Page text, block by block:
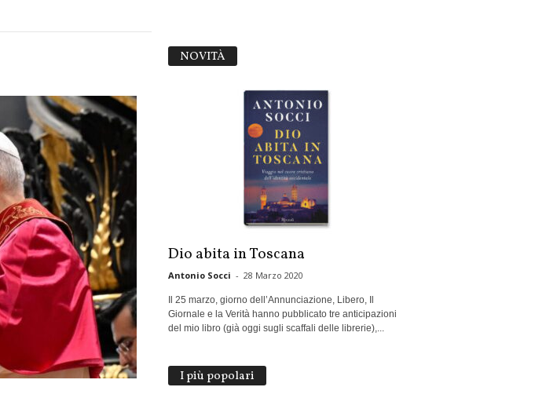
NOVITÀ
Dio abita in Toscana
Antonio Socci - 28 Marzo 2020
Il 25 marzo, giorno dell’Annunciazione, Libero, Il
Giornale e la Verità hanno pubblicato tre anticipazioni
del mio libro (già oggi sugli scaffali delle librerie),...
I più popolari